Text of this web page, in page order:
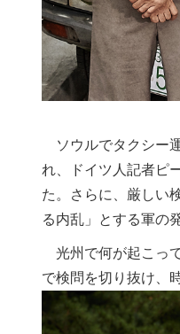
ソウルでタクシー
れ、ドイツ人記者ピ
た。さらに、厳しい
る内乱」とする軍の
光州で何が起こっ
で検問を切り抜け、